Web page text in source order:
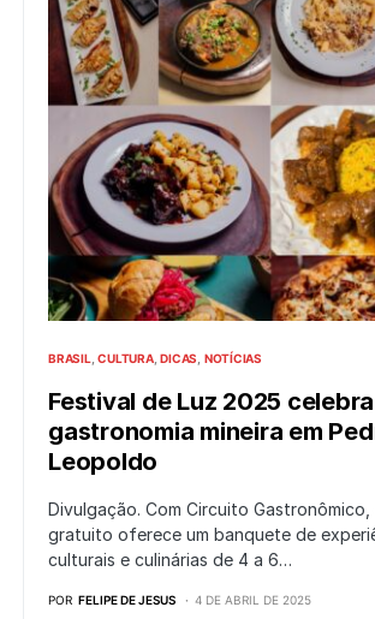
BRASIL CULTURA DICAS NOTÍCIAS
Festival de Luz 2025
gastronomia mineira em
Leopoldo
Divulgação. Com Circuito
gratuito oferece um banquete de
culturais e culinárias de 4 a 6…
POR FELIPE DE JESUS 4 DE ABRIL DE 2025